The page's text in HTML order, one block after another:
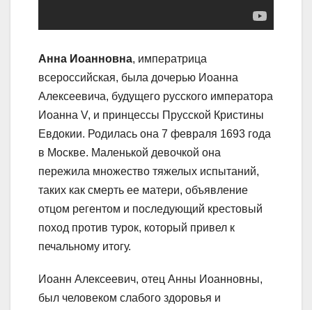
Анна Иоанновна, императрица
всероссийская, была дочерью Иоанна
Алексеевича, будущего русского императора
Иоанна V, и принцессы Прусской Кристины
Евдокии. Родилась она 7 февраля 1693 года
в Москве. Маленькой девочкой она
пережила множество тяжелых испытаний,
таких как смерть ее матери, объявление
отцом регентом и последующий крестовый
поход против турок, который привел к
печальному итогу.
Иоанн Алексеевич, отец Анны Иоанновны,
был человеком слабого здоровья и